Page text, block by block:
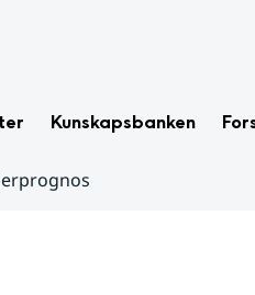
Kunskapsbanken